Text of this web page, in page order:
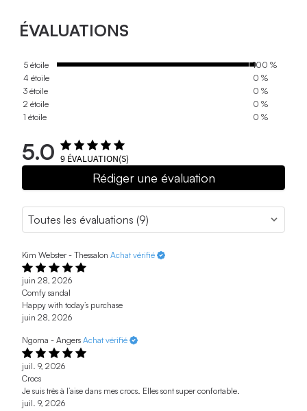
ÉVALUATIONS
5 étoile
100 %
4 étoile
0 %
3 étoile
0 %
2 étoile
0 %
1 étoile
0 %
5.0 9 ÉVALUATION(S)
Rédiger une évaluation
Kim Webster - Thessalon Achat vérifié
juin 28, 2026
Comfy sandal
Happy with today’s purchase
juin 28, 2026
Ngoma - Angers Achat vérifié
juil. 9, 2026
Crocs
Je suis très à l’aise dans mes crocs. Elles sont super confortable.
juil. 9, 2026